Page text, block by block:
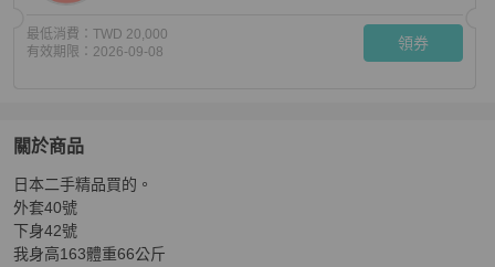
最低消費： TWD 20,000
有效期限： 2026-09-08 領券
關於商品
關於Chanel Boutique深藍色西裝套裝
日本二手精品買的。
外套40號
下身42號
我身高163體重66公斤